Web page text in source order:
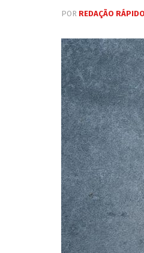
POR REDAÇÃO